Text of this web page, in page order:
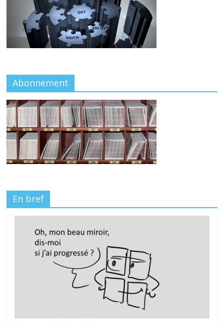
Abonnement
En bref